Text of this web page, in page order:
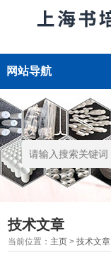
网站导航
技术文章
当前位置： 主页 >技术文章